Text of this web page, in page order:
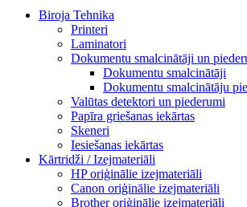
Biroja Tehnika
Printeri
Laminatori
Dokumentu smalcinātāji un
Dokumentu smalcinātāji
Dokumentu smalcinātāju
Valūtas detektori un piederumi
Papīra griešanas iekārtas
Skeneri
Iesiešanas iekārtas
Kārtridži / Izejmateriāli
HP oriģinālie izejmateriāli
Canon oriģinālie izejmateriāli
Brother oriģinālie izejmateriāli